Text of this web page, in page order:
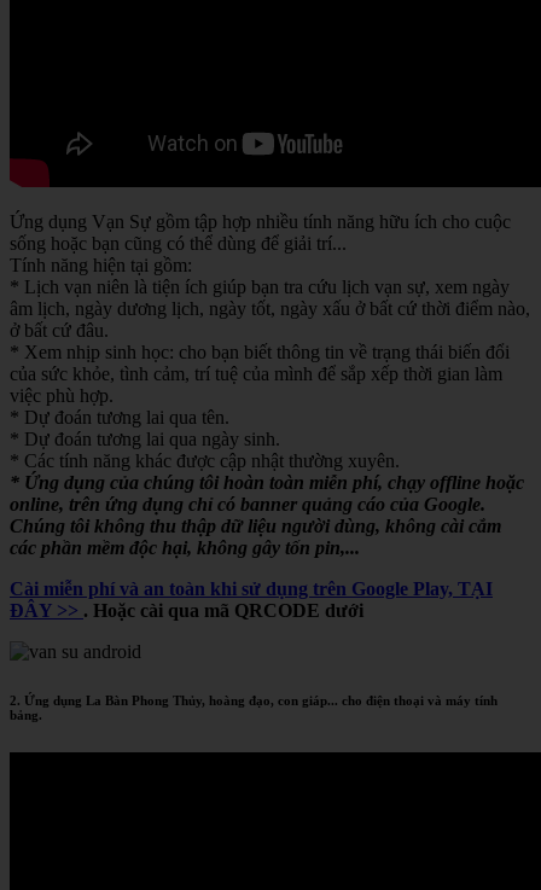
Ứng dụng Vạn Sự gồm tập hợp nhiều tính năng hữu ích cho cuộc
sống hoặc bạn cũng có thể dùng để giải trí...
Tính năng hiện tại gồm:
* Lịch vạn niên là tiện ích giúp bạn tra cứu lịch vạn sự, xem ngày
âm lịch, ngày dương lịch, ngày tốt, ngày xấu ở bất cứ thời điểm nào,
ở bất cứ đâu.
* Xem nhịp sinh học: cho bạn biết thông tin về trạng thái biến đổi
của sức khỏe, tình cảm, trí tuệ của mình để sắp xếp thời gian làm
việc phù hợp.
* Dự đoán tương lai qua tên.
* Dự đoán tương lai qua ngày sinh.
* Các tính năng khác được cập nhật thường xuyên.
* Ứng dụng của chúng tôi hoàn toàn miễn phí, chạy offline hoặc
online, trên ứng dụng chỉ có banner quảng cáo của Google.
Chúng tôi không thu thập dữ liệu người dùng, không cài cắm
các phần mềm độc hại, không gây tốn pin,...
Cài miễn phí và an toàn khi sử dụng trên Google Play, TẠI
ĐÂY >> . Hoặc cài qua mã QRCODE dưới
2. Ứng dụng La Bàn Phong Thủy, hoàng đạo, con giáp... cho điện thoại và máy tính
bảng.